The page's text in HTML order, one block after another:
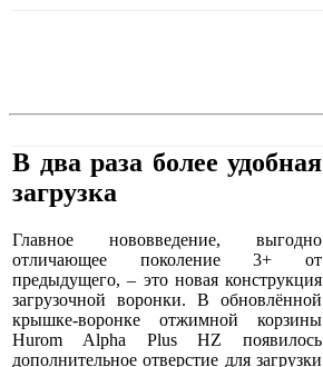
В два раза более удобная
загрузка
Главное нововведение, выгодно
отличающее поколение 3+ от
предыдущего, – это новая конструкция
загрузочной воронки. В обновлённой
крышке-воронке отжимной корзины
Hurom Alpha Plus HZ появилось
дополнительное отверстие для загрузки